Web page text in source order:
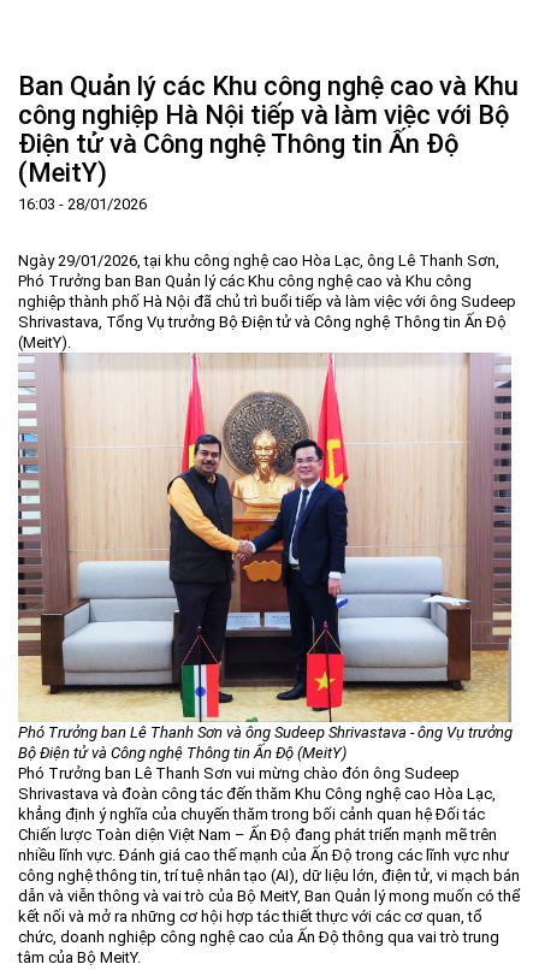
Lịch sử hình thành và phát triển
Tầm nhìn - Sứ mệnh
Lãnh đạo Ban Quản lý
Chức năng, nhiệm vụ
Tin tức - sự kiện ▼
Ban Quản lý Khu
Chính sách mới
Hợp tác quốc tế
Đào tạo và Nghiên cứu
Cách mạng công nghiệp lần thứ 4
Quy hoạch
Quy hoạch tổng thể
Ưu thế
Cơ sở hạ tầng
Cơ chế ưu đãi đầu tư
Cơ chế Một cửa
Nguồn nhân lực
Hướng dẫn đầu tư ▼
Trình tự, thủ tục đầu tư
Tiêu chí đầu tư
Lĩnh vực đầu tư
Quản lý và vận hành dự án đầu tư
Văn bản pháp luật ▼
Các thủ tục hành chính
Doanh nghiệp
Đầu tư
Khu CNC Hòa Lạc
Lao động
Môi trường
Quy hoạch - Xây dựng
Ưu đãi đầu tư
Công nghệ và Sản phẩm
Văn bản khác
Thông báo ▼
Thông báo chung
Công khai ngân sách
Dữ liệu mở
FAQs
Liên hệ - Liên kết ▼
Liên kết
Liên hệ
Ban Quản lý các Khu công nghệ cao và Khu
công nghiệp Hà Nội tiếp và làm việc với Bộ
Điện tử và Công nghệ Thông tin Ấn Độ
(MeitY)
16:03 - 28/01/2026
Ngày 29/01/2026, tại khu công nghệ cao Hòa Lạc, ông Lê Thanh Sơn,
Phó Trưởng ban Ban Quản lý các Khu công nghệ cao và Khu công
nghiệp thành phố Hà Nội đã chủ trì buổi tiếp và làm việc với ông Sudeep
Shrivastava, Tổng Vụ trưởng Bộ Điện tử và Công nghệ Thông tin Ấn Độ
(MeitY).
Phó Trưởng ban Lê Thanh Sơn và ông Sudeep Shrivastava - ông Vụ trưởng
Bộ Điện tử và Công nghệ Thông tin Ấn Độ (MeitY)
Phó Trưởng ban Lê Thanh Sơn vui mừng chào đón ông Sudeep
Shrivastava và đoàn công tác đến thăm Khu Công nghệ cao Hòa Lạc,
khẳng định ý nghĩa của chuyến thăm trong bối cảnh quan hệ Đối tác
Chiến lược Toàn diện Việt Nam – Ấn Độ đang phát triển mạnh mẽ trên
nhiều lĩnh vực. Đánh giá cao thế mạnh của Ấn Độ trong các lĩnh vực như
công nghệ thông tin, trí tuệ nhân tạo (AI), dữ liệu lớn, điện tử, vi mạch bán
dẫn và viễn thông và vai trò của Bộ MeitY, Ban Quản lý mong muốn có thể
kết nối và mở ra những cơ hội hợp tác thiết thực với các cơ quan, tổ
chức, doanh nghiệp công nghệ cao của Ấn Độ thông qua vai trò trung
tâm của Bộ MeitY.